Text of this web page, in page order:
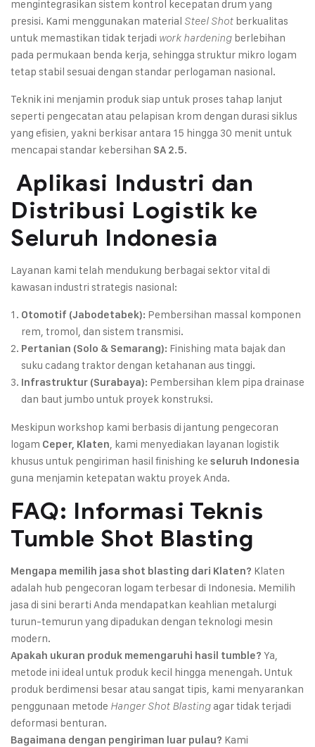
mengintegrasikan sistem kontrol kecepatan drum yang
presisi. Kami menggunakan material Steel Shot berkualitas
untuk memastikan tidak terjadi work hardening berlebihan
pada permukaan benda kerja, sehingga struktur mikro logam
tetap stabil sesuai dengan standar perlogaman nasional.
Teknik ini menjamin produk siap untuk proses tahap lanjut
seperti pengecatan atau pelapisan krom dengan durasi siklus
yang efisien, yakni berkisar antara 15 hingga 30 menit untuk
mencapai standar kebersihan SA 2.5.
Aplikasi Industri dan
Distribusi Logistik ke
Seluruh Indonesia
Layanan kami telah mendukung berbagai sektor vital di
kawasan industri strategis nasional:
Otomotif (Jabodetabek): Pembersihan massal komponen
rem, tromol, dan sistem transmisi.
Pertanian (Solo & Semarang): Finishing mata bajak dan
suku cadang traktor dengan ketahanan aus tinggi.
Infrastruktur (Surabaya): Pembersihan klem pipa drainase
dan baut jumbo untuk proyek konstruksi.
Meskipun workshop kami berbasis di jantung pengecoran
logam Ceper, Klaten , kami menyediakan layanan logistik
khusus untuk pengiriman hasil finishing ke seluruh Indonesia
guna menjamin ketepatan waktu proyek Anda.
FAQ: Informasi Teknis
Tumble Shot Blasting
Mengapa memilih jasa shot blasting dari Klaten? Klaten
adalah hub pengecoran logam terbesar di Indonesia. Memilih
jasa di sini berarti Anda mendapatkan keahlian metalurgi
turun-temurun yang dipadukan dengan teknologi mesin
modern.
Apakah ukuran produk memengaruhi hasil tumble? Ya,
metode ini ideal untuk produk kecil hingga menengah. Untuk
produk berdimensi besar atau sangat tipis, kami menyarankan
penggunaan metode Hanger Shot Blasting agar tidak terjadi
deformasi benturan.
Bagaimana dengan pengiriman luar pulau? Kami